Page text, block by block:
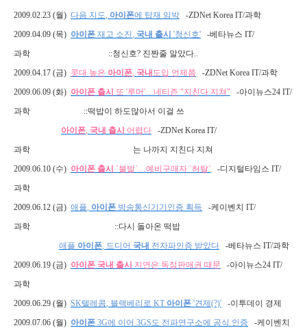
2009.02.23 (월) 다음 지도, 아이폰에 탑재 임박 -ZDNet Korea IT/과학
2009.04.09 (목) 아이폰 재고 소진, 국내 출시 '청신호' -베타뉴스 IT/
과학 ::청신호? 진짠줄 알았다..
2009.04.17 (금) 콧대 높은 아이폰, 국내 도입 언제쯤 -ZDNet Korea IT/과학
2009.06.09 (화) 아이폰 출시 또 '루머'…네티즌 "지친다 지쳐" -아이뉴스24 IT/
과학 ::떡밥이 하도많아서 이걸 쓰
아이폰, 국내 출시 어렵다 -ZDNet Korea IT/
과학
는 나까지 지친다 지쳐
2009.06.10 (수) 아이폰 출시 `불발`…예비구매자 `허탈` -디지털타임스 IT/
과학
2009.06.12 (금) 애플, 아이폰 방송통신기기인증 획득 -케이벤치 IT/
과학 ::다시 돌아온 떡밥
애플 아이폰, 드디어 국내 전자파인증 받았다 -베타뉴스 IT/과학
2009.06.19 (금) 아이폰 국내 출시 지연은 독점판매권 때문 -아이뉴스24 IT/
과학
2009.06.29 (월) SK텔레 콤, 블랙베리로 KT 아이폰 '견제 (?)' -이투데이 경제
2009.07.06 (월) 아이폰 3G에 이어 3GS도 전파연구소에 공식 인증 -케이벤치